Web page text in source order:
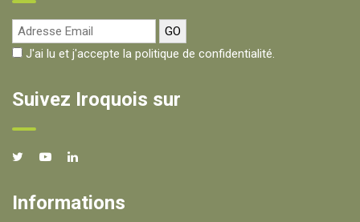
J'ai lu et j'accepte la politique de confidentialité.
Suivez Iroquois sur
Informations